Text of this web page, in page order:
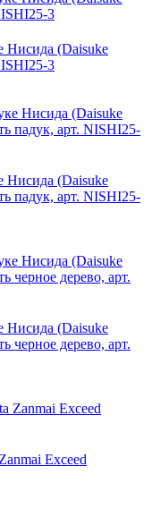
Нисида (Daisuke
3
Нисида (Daisuke
падук, арт. NISHI25-
Нисида (Daisuke
черное дерево, арт.
Exceed